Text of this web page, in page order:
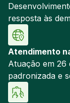
resposta às
Atendimento
Atuação em 26
padronizada e